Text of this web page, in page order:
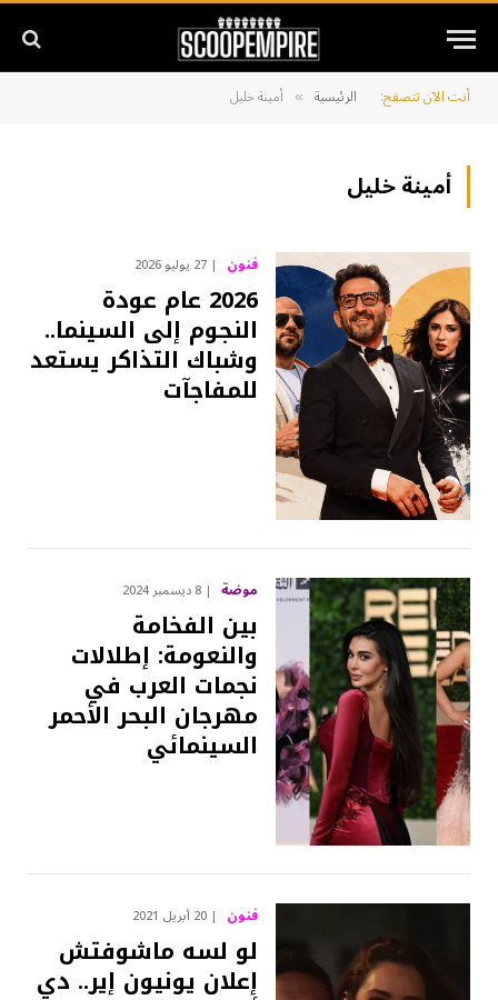
أنت الآن تتصفح: الرئيسية » أمينة خليل
أمينة خليل
فنون 27 يوليو 2026
2026 عام عودة
النجوم إلى السينما..
وشباك التذاكر يستعد
للمفاجآت
موضة 8 ديسمبر 2024
بين الفخامة
والنعومة: إطلالات
نجمات العرب في
مهرجان البحر الأحمر
السينمائي
فنون 20 أبريل 2021
لو لسه ماشوفتش
إعلان يونيون إير.. دي